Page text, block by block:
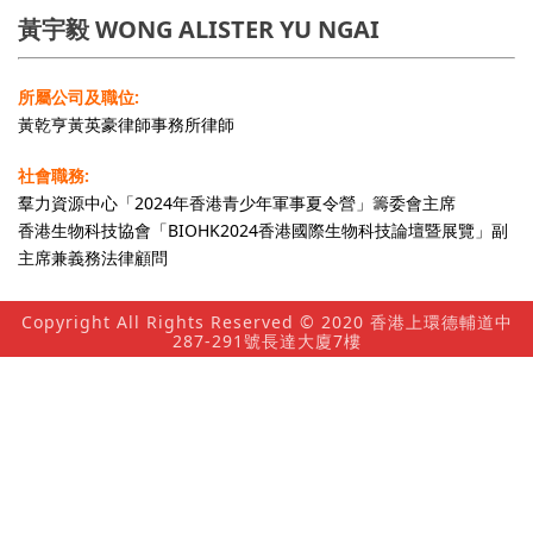
黃宇毅 WONG ALISTER YU NGAI
所屬公司及職位:
黃乾亨黃英豪律師事務所律師
社會職務:
羣力資源中心「2024年香港青少年軍事夏令營」籌委會主席
香港生物科技協會「BIOHK2024香港國際生物科技論壇暨展覽」副
主席兼義務法律顧問
Copyright All Rights Reserved © 2020 香港上環德輔道中
287-291號長達大廈7樓